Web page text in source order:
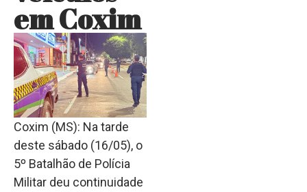
em Coxim
Coxim (MS): Na tarde
deste sábado (16/05), o
5º Batalhão de Polícia
Militar deu continuidade